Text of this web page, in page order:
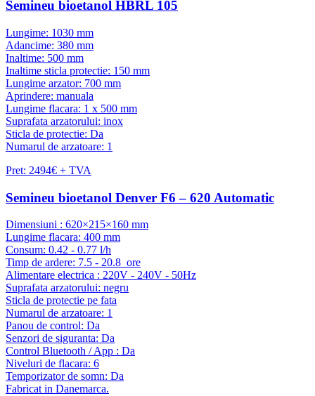
Semineu bioetanol HBRL 105
Lungime: 1030 mm
Adancime: 380 mm
Inaltime: 500 mm
Inaltime sticla protectie: 150 mm
Lungime arzator: 700 mm
Aprindere: manuala
Lungime flacara: 1 x 500 mm
Suprafata arzatorului: inox
Sticla de protectie: Da
Numarul de arzatoare: 1
Pret: 2494€ + TVA
Semineu bioetanol Denver F6 – 620 Automatic
Dimensiuni : 620×215×160 mm
Lungime flacara: 400 mm
Consum: 0.42 - 0.77 l/h
Timp de ardere: 7.5 - 20.8 ore
Alimentare electrica : 220V - 240V - 50Hz
Suprafata arzatorului: negru
Sticla de protectie pe fata
Numarul de arzatoare: 1
Panou de control: Da
Senzori de siguranta: Da
Control Bluetooth / App : Da
Niveluri de flacara: 6
Temporizator de somn: Da
Fabricat in Danemarca.